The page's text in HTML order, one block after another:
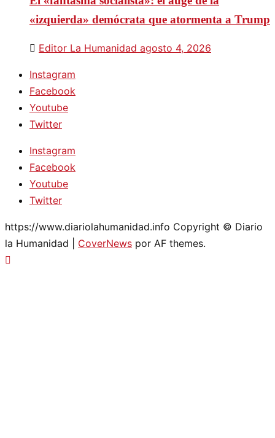
«izquierda» demócrata que atormenta a Trump
Editor La Humanidad agosto 4, 2026
Instagram
Facebook
Youtube
Twitter
Instagram
Facebook
Youtube
Twitter
https://www.diariolahumanidad.info Copyright © Diario
la Humanidad
CoverNews por AF themes.